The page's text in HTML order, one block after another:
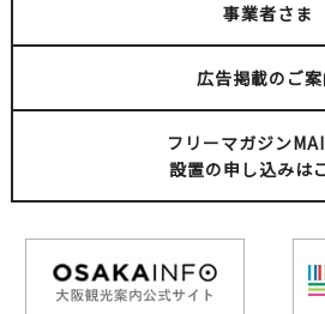
事業者さま
広告掲載のご案
フリーマガジン
設置の申し込みは